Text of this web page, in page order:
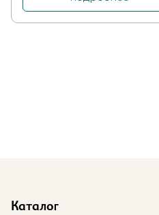
Каталог